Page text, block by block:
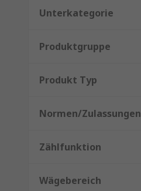
Unterkategorie
Produktgruppe
Produkt Typ
Normen/Zulassungen
Zählfunktion
Wägebereich